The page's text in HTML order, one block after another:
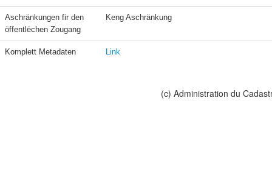
Aschränkungen fir den
öffentlëchen Zougang
Keng Aschränkung
Komplett Metadaten Link
(c) Administration du